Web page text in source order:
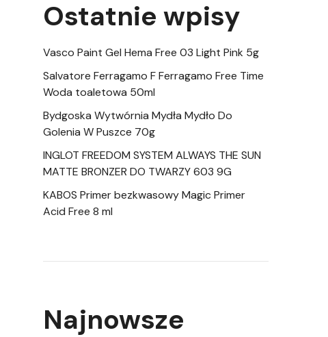
Ostatnie wpisy
Vasco Paint Gel Hema Free 03 Light Pink 5g
Salvatore Ferragamo F Ferragamo Free Time
Woda toaletowa 50ml
Bydgoska Wytwórnia Mydła Mydło Do
Golenia W Puszce 70g
INGLOT FREEDOM SYSTEM ALWAYS THE SUN
MATTE BRONZER DO TWARZY 603 9G
KABOS Primer bezkwasowy Magic Primer
Acid Free 8 ml
Najnowsze